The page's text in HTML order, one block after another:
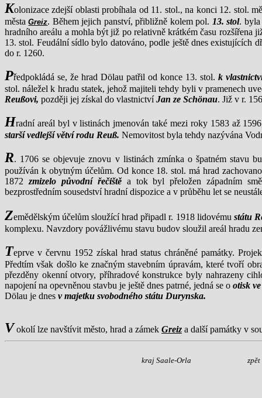
Kolonizace zdejší oblasti probíhala od 11. stol., na konci 12. stol.
městaGreiz. Během jejich panství, přibližně kolem pol. 13. stol. byla
hradního areálu a mohla být již po relativně krátkém času rozšířena
13. stol. Feudální sídlo bylo datováno, podle ještě dnes
do r. 1260.
Předpokládá se, že hrad Dölau patřil od konce 13. stol. k
stol. náležel k hradu statek, jehož majiteli tehdy byli v pramenech
Reußovi, později jej získal do vlastnictvíJan ze Schönau. Již v r.
Hradní areál byl v listinách jmenován také mezi roky 1583 až
starší vedlejší větví rodu Reuß. Nemovitost byla tehdy nazývána
R. 1706 se objevuje znovu v listinách zmínka o špatném stavu
používán k obytným účelům. Od konce 18. stol. má hrad
1872 zmizelo původní řečištěa tok byl přeložen západním
bezprostředním sousedství hradní dispozice a v průběhu let se
Zemědělským účelům sloužící hrad připadl r. 1918 lidovému státu
komplexu. Navzdory povážlivému stavu budov sloužil areál hradu
Teprve v červnu 1952 získal hrad status chráněné památky.
Předtím však došlo ke značným stavebním úpravám, které tvoří
přezděny okenní otvory, příhradové konstrukce byly nahrazeny
napojení na opevněnou stavbu je ještě dnes patrné, jedná se ootisk
Dölau je dnes v majetku svobodného státu Durynska.
V okolí lze navštívit město, hrad a zámek Greiz a další památky v
kraj Saale-Orla